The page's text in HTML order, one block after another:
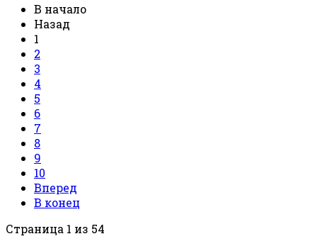
В начало
Назад
1
2
3
4
5
6
7
8
9
10
Вперед
В конец
Страница 1 из 54